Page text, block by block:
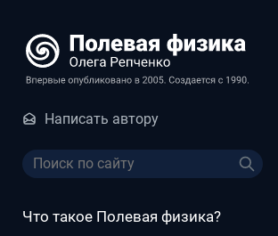
Написать автору
Что такое Полевая физика?